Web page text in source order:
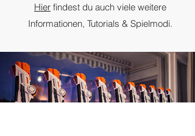
Hier findest du auch viele weitere
Informationen, Tutorials & Spielmodi.